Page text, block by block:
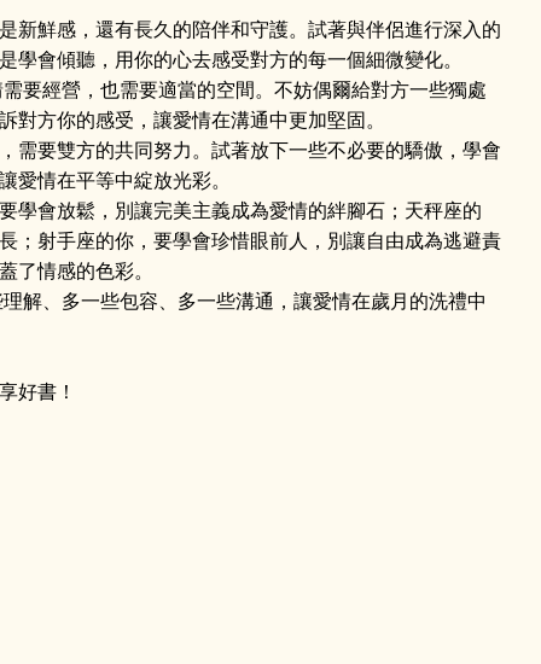
新鮮感，還有長久的陪伴和守護。試著與伴侶進行深入的
會傾聽，用你的心去感受對方的每一個細微變化。
要經營，也需要適當的空間。不妨偶爾給對方一些獨處
方你的感受，讓愛情在溝通中更加堅固。
需要雙方的共同努力。試著放下一些不必要的驕傲，學會
愛情在平等中綻放光彩。
學會放鬆，別讓完美主義成為愛情的絆腳石；天秤座的
；射手座的你，要學會珍惜眼前人，別讓自由成為逃避責
了情感的色彩。
解、多一些包容、多一些溝通，讓愛情在歲月的洗禮中
好書！